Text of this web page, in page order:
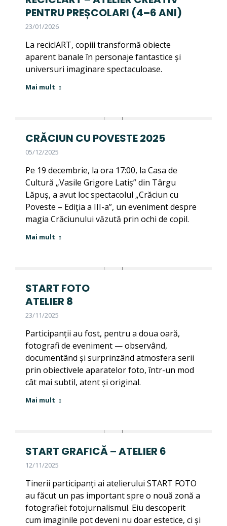
PENTRU PREȘCOLARI (4–6 ANI)
23/01/2026
La reciclART, copiii transformă obiecte
aparent banale în personaje fantastice și
universuri imaginare spectaculoase.
Mai mult
CRĂCIUN CU POVESTE 2025
05/12/2025
Pe 19 decembrie, la ora 17:00, la Casa de
Cultură „Vasile Grigore Latiș” din Târgu
Lăpuș, a avut loc spectacolul „Crăciun cu
Poveste – Ediția a III-a”, un eveniment despre
magia Crăciunului văzută prin ochi de copil.
Mai mult
START FOTO
ATELIER 8
23/11/2025
Participanții au fost, pentru a doua oară,
fotografi de eveniment — observând,
documentând și surprinzând atmosfera serii
prin obiectivele aparatelor foto, într-un mod
cât mai subtil, atent și original.
Mai mult
START GRAFICĂ – ATELIER 6
12/11/2025
Tinerii participanți ai atelierului START FOTO
au făcut un pas important spre o nouă zonă a
fotografiei: fotojurnalismul. Eiu descoperit
cum imaginile pot deveni nu doar estetice, ci și